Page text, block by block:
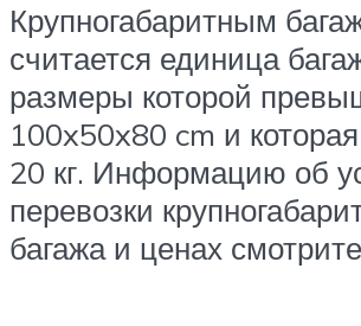
Крупногабаритным
считается единица
размеры которой
100x50x80 cm и
20 кг. Информацию об
перевозки
багажа и ценах